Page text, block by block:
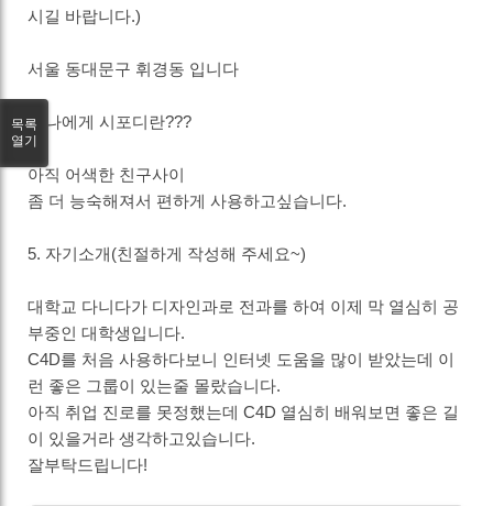
시길 바랍니다.)
서울 동대문구 휘경동 입니다
4. 나에게 시포디란???
아직 어색한 친구사이
좀 더 능숙해져서 편하게 사용하고싶습니다.
5. 자기소개(친절하게 작성해 주세요~)
대학교 다니다가 디자인과로 전과를 하여 이제 막 열심히 공
부중인 대학생입니다.
C4D를 처음 사용하다보니 인터넷 도움을 많이 받았는데 이
런 좋은 그룹이 있는줄 몰랐습니다.
아직 취업 진로를 못정했는데 C4D 열심히 배워보면 좋은 길
이 있을거라 생각하고있습니다.
잘부탁드립니다!
목록
열기